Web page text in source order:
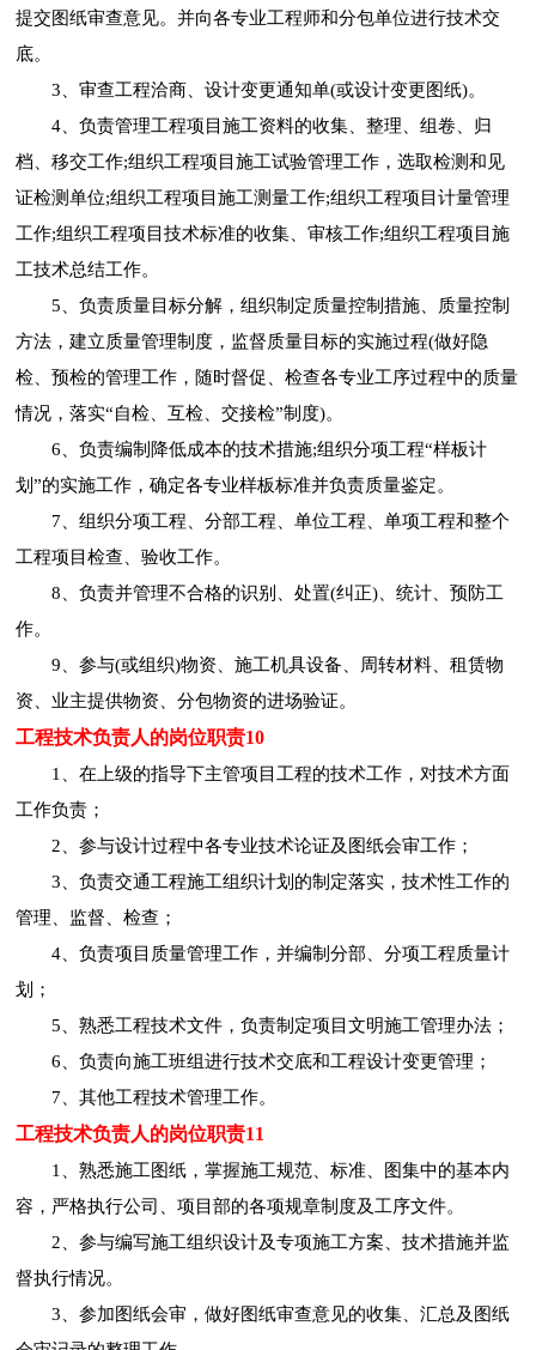
提交图纸审查意见。并向各专业工程师和分包单位进行技术交
底。
3、审查工程洽商、设计变更通知单(或设计变更图纸)。
4、负责管理工程项目施工资料的收集、整理、组卷、归
档、移交工作;组织工程项目施工试验管理工作，选取检测和见
证检测单位;组织工程项目施工测量工作;组织工程项目计量管理
工作;组织工程项目技术标准的收集、审核工作;组织工程项目施
工技术总结工作。
5、负责质量目标分解，组织制定质量控制措施、质量控制
方法，建立质量管理制度，监督质量目标的实施过程(做好隐
检、预检的管理工作，随时督促、检查各专业工序过程中的质量
情况，落实“自检、互检、交接检”制度)。
6、负责编制降低成本的技术措施;组织分项工程“样板计
划”的实施工作，确定各专业样板标准并负责质量鉴定。
7、组织分项工程、分部工程、单位工程、单项工程和整个
工程项目检查、验收工作。
8、负责并管理不合格的识别、处置(纠正)、统计、预防工
作。
9、参与(或组织)物资、施工机具设备、周转材料、租赁物
资、业主提供物资、分包物资的进场验证。
工程技术负责人的岗位职责10
1、在上级的指导下主管项目工程的技术工作，对技术方面
工作负责；
2、参与设计过程中各专业技术论证及图纸会审工作；
3、负责交通工程施工组织计划的制定落实，技术性工作的
管理、监督、检查；
4、负责项目质量管理工作，并编制分部、分项工程质量计
划；
5、熟悉工程技术文件，负责制定项目文明施工管理办法；
6、负责向施工班组进行技术交底和工程设计变更管理；
7、其他工程技术管理工作。
工程技术负责人的岗位职责11
1、熟悉施工图纸，掌握施工规范、标准、图集中的基本内
容，严格执行公司、项目部的各项规章制度及工序文件。
2、参与编写施工组织设计及专项施工方案、技术措施并监
督执行情况。
3、参加图纸会审，做好图纸审查意见的收集、汇总及图纸